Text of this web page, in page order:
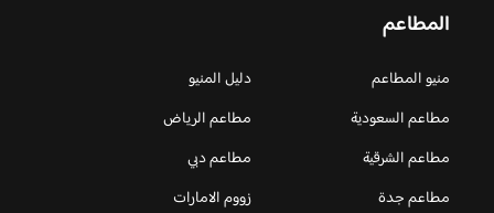
المطاعم
منيو المطاعم
دليل المنيو
مطاعم السعودية
مطاعم الرياض
مطاعم الشرقية
مطاعم دبي
مطاعم جدة
زووم الامارات